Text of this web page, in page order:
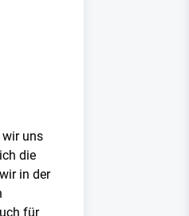
uns
die
in der
für